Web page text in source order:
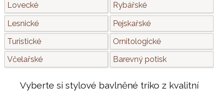
Lovecké
Rybářské
Lesnické
Pejskařské
Turistické
Ornitologické
Včelařské
Barevný potisk
Vyberte si stylové bavlněné triko z kvalitní